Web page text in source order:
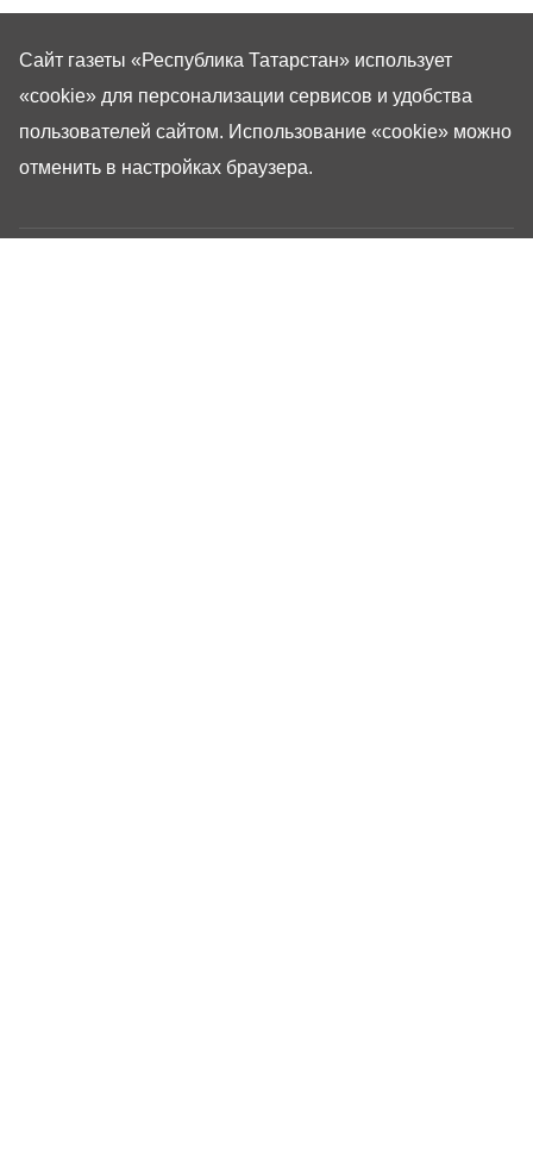
Сайт газеты «Республика Татарстан» использует
«cookie» для персонализации сервисов и удобства
пользователей сайтом. Использование «cookie» можно
отменить в настройках браузера.